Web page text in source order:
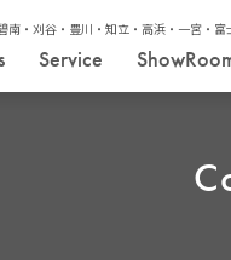
南・刈谷・豊川・知立・高浜・一宮・
Service